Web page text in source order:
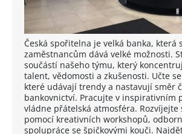
Česká spořitelna je velká banka, která
zaměstnancům dává velké možnosti.
součástí našeho týmu, který
talent, vědomosti a zkušenosti. Učte
které udávají trendy a nastavují směr
bankovnictví. Pracujte v inspirativním
vládne přátelská atmosféra. Rozvíjejte
pomocí kreativních workshopů,
spolupráce se špičkovými kouči.